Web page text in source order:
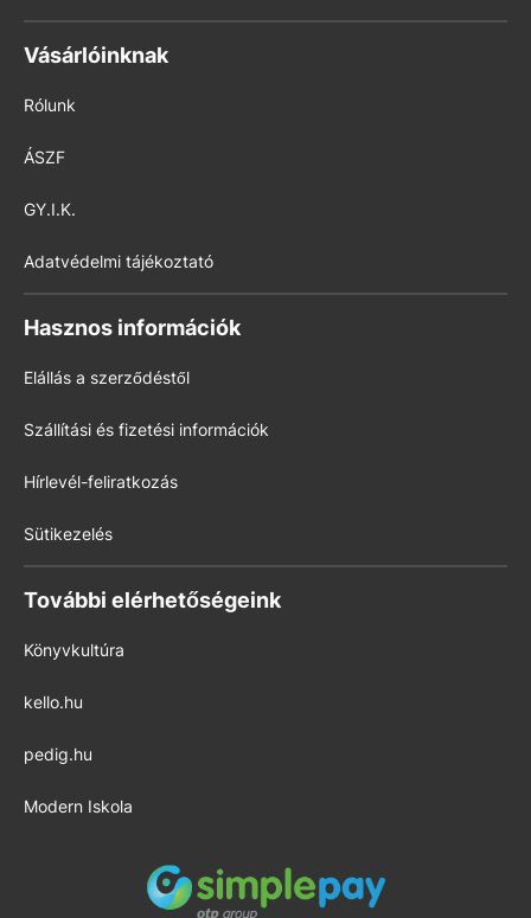
Vásárlóinknak
Rólunk
ÁSZF
GY.I.K.
Adatvédelmi tájékoztató
Hasznos információk
Elállás a szerződéstől
Szállítási és fizetési információk
Hírlevél-feliratkozás
Sütikezelés
További elérhetőségeink
Könyvkultúra
kello.hu
pedig.hu
Modern Iskola